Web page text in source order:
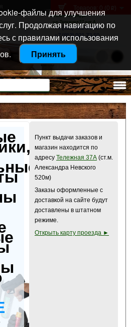
Санкт-Петербург
ул. Тележная 37 лит А
+7 (911) 021-04-08
+7 (812) 921-73-50
Товаров: 0 (0 p )
Пункт выдачи заказов и
магазин находится по
адресу Тележная 37А (ст.м.
Александра Невского
520м)
Заказы оформленные с
доставкой на сайте будут
доставлены в штатном
режиме.
Открыть карту проезда ►
файлы для улучшения
Продолжая навигацию по
с правилами использования
Принять